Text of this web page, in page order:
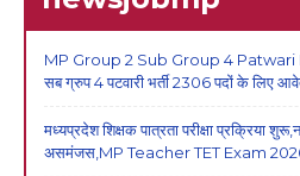
MP Group 2 Sub Group 4 Patwari
सब ग्रुप 4 पटवारी भर्ती 2306 पदों के लिए
मध्यप्रदेश शिक्षक पात्रता परीक्षा प्रक्रिया
असमंजस,MP Teacher TET Exam